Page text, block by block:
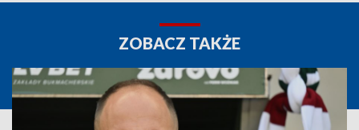
ZOBACZ TAKŻE